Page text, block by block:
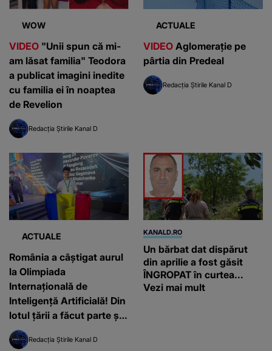
WOW
VIDEO "Unii spun că mi-
am lăsat familia" Teodora
a publicat imagini inedite
cu familia ei în noaptea
de Revelion
Redacția Știrile Kanal D
ACTUALE
VIDEO Aglomerație pe
pârtia din Predeal
Redacția Știrile Kanal D
ACTUALE
România a câștigat aurul
la Olimpiada
Internațională de
Inteligență Artificială! Din
lotul țării a făcut parte și
David Georgescu, elev în
Timișoara
Redacția Știrile Kanal D
KANALD.RO
Un bărbat dat dispărut
din aprilie a fost găsit
ÎNGROPAT în curtea...
Vezi mai mult